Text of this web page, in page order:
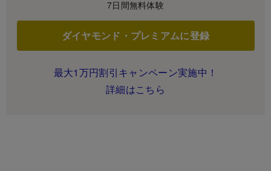
7日間無料体験
ダイヤモンド・プレミアムに登録
最大1万円割引キャンペーン実施中！
詳細はこちら